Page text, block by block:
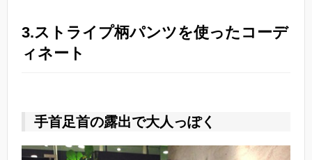
3.ストライプ柄パンツを使ったコーデ
ィネート
手首足首の露出で大人っぽく